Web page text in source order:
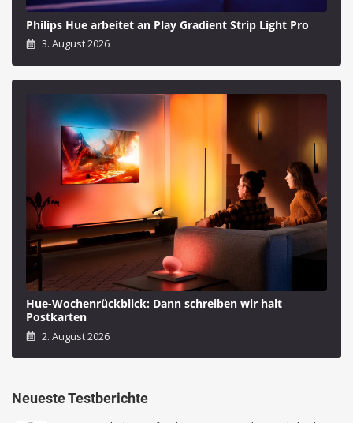
Philips Hue arbeitet an Play Gradient Strip Light Pro
3. August 2026
Hue-Wochenrückblick: Dann schreiben wir halt
Postkarten
2. August 2026
Neueste Testberichte